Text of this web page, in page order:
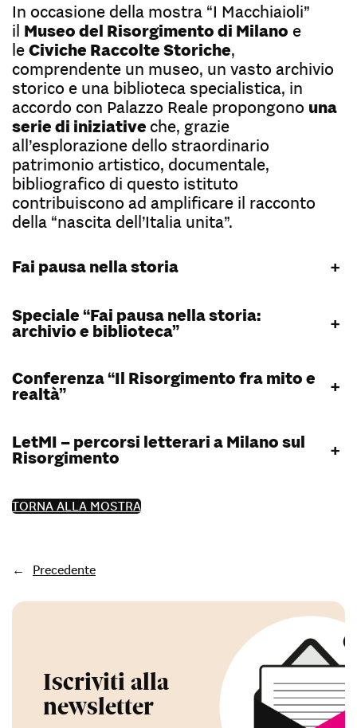
In occasione della mostra “I Macchiaioli”
il Museo del Risorgimento di Milano e
leCiviche Raccolte Storiche,
comprendente un museo, un vasto archivio
storico e una biblioteca specialistica, in
accordo con Palazzo Reale propongono una
serie di iniziativeche, grazie
all’esplorazione dello straordinario
patrimonio artistico, documentale,
bibliografico di questo istituto
contribuiscono ad amplificare il racconto
della “nascita dell’Italia unita”.
Fai pausa nella storia +
Speciale “Fai pausa nella storia:
archivio e biblioteca” +
Conferenza “Il Risorgimento fra mito e
realtà” +
LetMI – percorsi letterari a Milano sul
Risorgimento +
TORNA ALLA MOSTRA
← Precedente
Iscriviti alla
newsletter